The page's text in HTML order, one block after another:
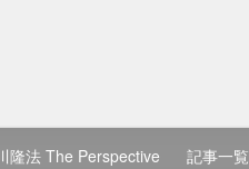
隆法 The Perspective 記事一覧